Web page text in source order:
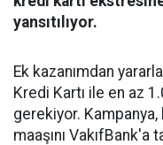
yansıtılıyor.
Ek kazanımdan
Kredi Kartı ile en az
gerekiyor.
maaşını VakıfBank'a